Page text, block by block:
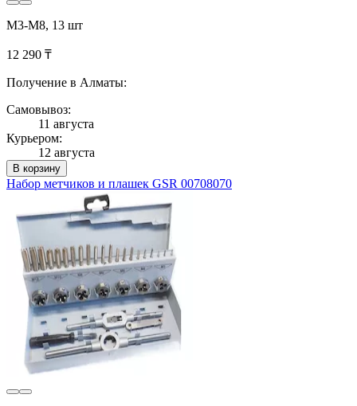
M3-M8, 13 шт
12 290 ₸
Получение в Алматы:
Самовывоз:
11 августа
Курьером:
12 августа
В корзину
Набор метчиков и плашек GSR 00708070